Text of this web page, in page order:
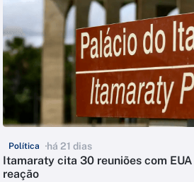
Política há 21 dias
Itamaraty cita 30 reuniões com
reação